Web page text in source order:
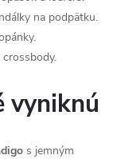
na podpätku.
vyniknú
s jemným